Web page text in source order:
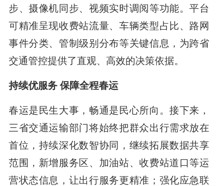
步、摄像机同步、视频实时调阅等功能。平台
可精准呈现收费站流量、车辆类型占比、路网
事件分类、管制级别分布等关键信息，为跨省
交通管控提供了直观、高效的决策依据。
持续优服务 保障全程春运
春运是民生大事，畅通是民心所向。接下来，
三省交通运输部门将始终把群众出行需求放在
首位，持续深化数智协同，继续拓展数据共享
范围，新增服务区、加油站、收费站道口等运
营状态信息，让出行服务更精准；强化应急联